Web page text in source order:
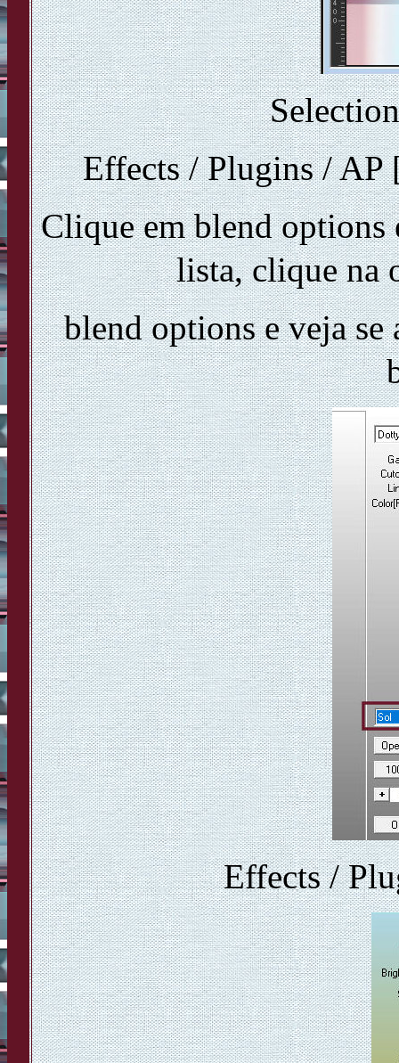
Effects / Plugins /
Clique em blend options
lista, clique na
blend options e veja se
Effects /